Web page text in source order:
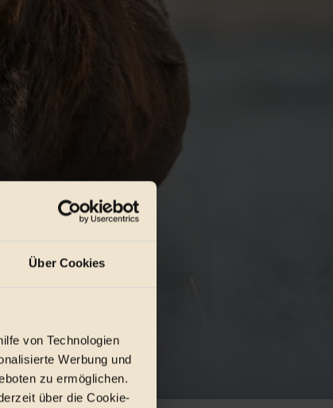
Über Cookies
von Technologien
Werbung und
zu ermöglichen.
über die Cookie-